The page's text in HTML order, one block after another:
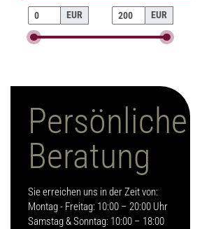
EUR EUR
Persönliche
Beratung
Sie erreichen uns in der Zeit von:
Montag - Freitag: 10:00 – 20:00 Uhr
Samstag & Sonntag: 10:00 – 18:00